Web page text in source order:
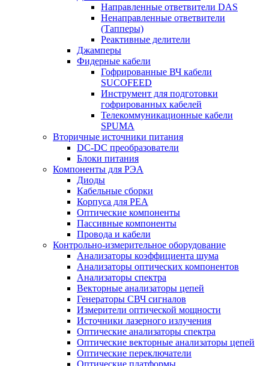
Направленные ответвители DAS
Ненаправленные ответвители
(Тапперы)
Реактивные делители
Джамперы
Фидерные кабели
Гофрированные ВЧ кабели
SUCOFEED
Инструмент для подготовки
гофрированных кабелей
Телекоммуникационные кабели
SPUMA
Вторичные источники питания
DC-DC преобразователи
Блоки питания
Компоненты для РЭА
Диоды
Кабельные сборки
Корпуса для РЕА
Оптические компоненты
Пассивные компоненты
Провода и кабели
Контрольно-измерительное оборудование
Анализаторы коэффициента шума
Анализаторы оптических компонентов
Анализаторы спектра
Векторные анализаторы цепей
Генераторы СВЧ сигналов
Измерители оптической мощности
Источники лазерного излучения
Оптические анализаторы спектра
Оптические векторные анализаторы цепей
Оптические переключатели
Оптические платформы